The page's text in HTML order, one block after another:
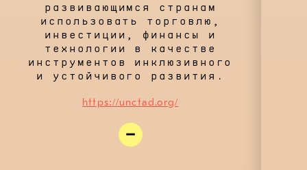
развивающимся странам
использовать торговлю,
инвестиции, финансы и
технологии в качестве
инструментов инклюзивного
и устойчивого развития.
https://unctad.org/